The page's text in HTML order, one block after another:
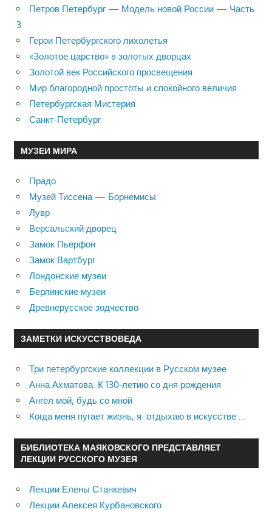
Петров Петербург — Модель новой России — Часть
3
Герои Петербургского лихолетья
«Золотое царство» в золотых дворцах
Золотой век Российского просвещения
Мир благородной простоты и спокойного величия
Петербургская Мистерия
Санкт-Петербург
МУЗЕИ МИРА
Прадо
Музей Тиссена — Борнемисы
Лувр
Версальский дворец
Замок Пьерфон
Замок Вартбург
Лондонские музеи
Берлинские музеи
Древнерусское зодчество
ЗАМЕТКИ ИСКУССТВОВЕДА
Три петербургские коллекции в Русском музее
Анна Ахматова. К 130-летию со дня рождения
Ангел мой, будь со мной
Когда меня пугает жизнь, я отдыхаю в искусстве …
БИБЛИОТЕКА МАЯКОВСКОГО ПРЕДСТАВЛЯЕТ
ЛЕКЦИИ РУССКОГО МУЗЕЯ
Лекции Елены Станкевич
Лекции Алексея Курбановского